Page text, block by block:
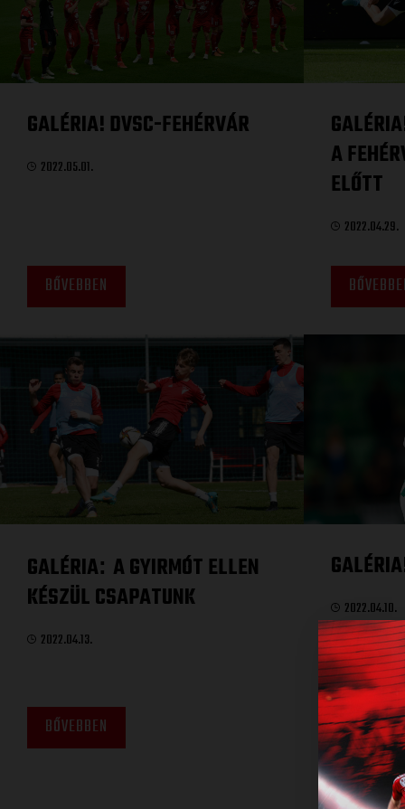
GALÉRIA! DVSC-FEHÉRVÁR
2022.05.01.
BŐVEBBEN
A
ELŐTT
2022.04.29.
GALÉRIA: A GYIRMÓT ELLEN
KÉSZÜL CSAPATUNK
2022.04.13.
BŐVEBBEN
2022.04.10.